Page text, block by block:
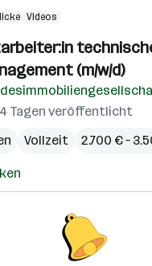
Videos
(m/w/d)
Tagen veröffentlicht
Vollzeit 2.700 € –